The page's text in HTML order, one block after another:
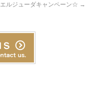
エルジューダキャンペーン☆ →